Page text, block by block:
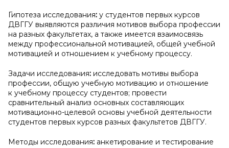
Гипотеза исследования: у студентов первых курсов
ДВГГУ выявляются различия мотивов выбора профессии
на разных факультетах, а также имеется взаимосвязь
между профессиональной мотивацией, общей учебной
мотивацией и отношением к учебному процессу.
Задачи исследования: исследовать мотивы выбора
профессии, общую учебную мотивацию и отношение
к учебному процессу студентов; провести
сравнительный анализ основных составляющих
мотивационно-целевой основы учебной деятельности
студентов первых курсов разных факультетов ДВГГУ.
Методы исследования: анкетирование и тестирование